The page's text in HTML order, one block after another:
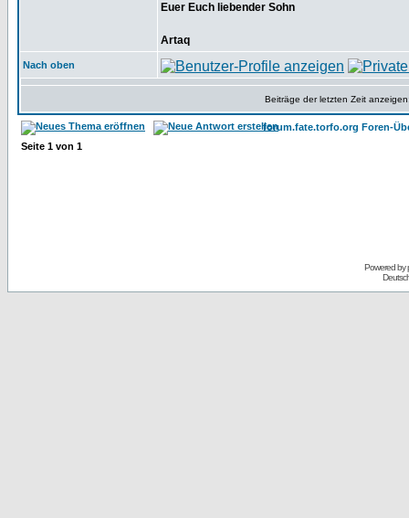
Euer Euch liebender Sohn
Artaq
Nach oben
Beiträge der letzten Zeit
forum.fate.torfo.org Foren-
Seite 1 von 1
Powered by